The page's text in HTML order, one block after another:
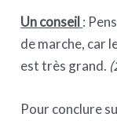
Un conseil:
de marche, car
est très grand.
Pour conclure